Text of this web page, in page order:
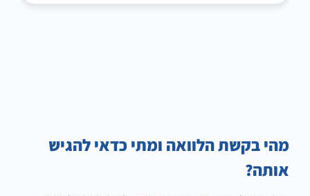
מהי בקשת הלוואה ומתי כדאי להגיש
אותה?